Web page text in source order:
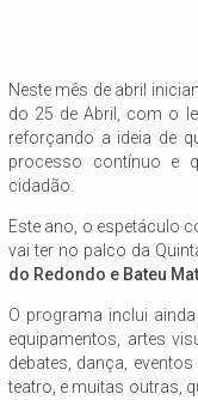
Neste mês de abril
do 25 de Abril, com o
reforçando a ideia de
processo contínuo e
cidadão.
Este ano, o espetáculo
vai ter no palco da
do Redondo e Bateu
O programa inclui
equipamentos, artes
debates, dança,
teatro, e muitas outras,